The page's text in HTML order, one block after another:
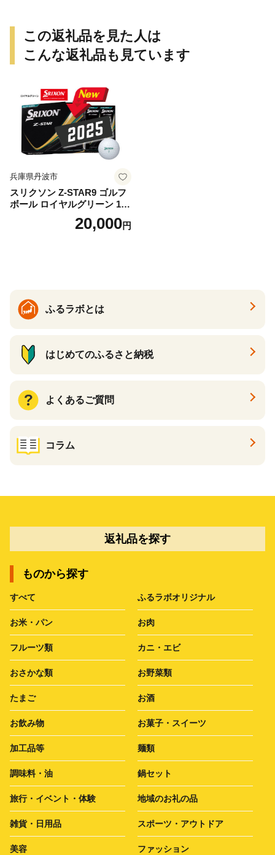
この返礼品を見た人は
こんな返礼品も見ています
兵庫県丹波市
スリクソン Z-STAR9 ゴルフ
ボール ロイヤルグリーン 1ダ
ース 12球 兵庫県丹波市 ふる
20,000円
ふるラボとは
はじめてのふるさと納税
よくあるご質問
コラム
返礼品を探す
ものから探す
すべて ふるラボオリジナル
お米・パン お肉
フルーツ類 カニ・エビ
おさかな類 お野菜類
たまご お酒
お飲み物 お菓子・スイーツ
加工品等 麺類
調味料・油 鍋セット
旅行・イベント・体験 地域のお礼の品
雑貨・日用品 スポーツ・アウトドア
美容 ファッション